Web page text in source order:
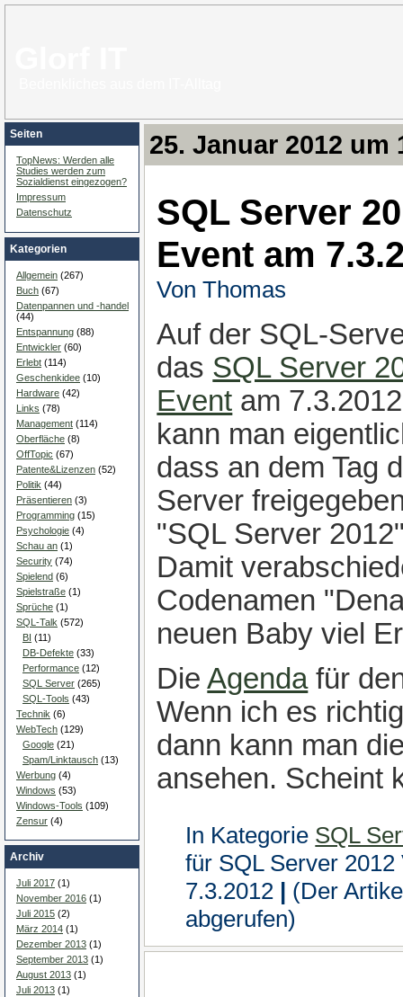
Seiten
TopNews: Werden alle
Studies werden zum
Sozialdienst eingezogen?
Impressum
Datenschutz
Kategorien
Allgemein (267)
Buch (67)
Datenpannen und -handel
(44)
Entspannung (88)
Entwickler (60)
Erlebt (114)
Geschenkidee (10)
Hardware (42)
Links (78)
Management (114)
Oberfläche (8)
OffTopic (67)
Patente&Lizenzen (52)
Politik (44)
Präsentieren (3)
Programming (15)
Psychologie (4)
Schau an (1)
Security (74)
Spielend (6)
Spielstraße (1)
Sprüche (1)
SQL-Talk (572)
BI (11)
DB-Defekte (33)
Performance (12)
SQL Server (265)
SQL-Tools (43)
Technik (6)
WebTech (129)
Google (21)
Spam/Linktausch (13)
Werbung (4)
Windows (53)
Windows-Tools (109)
Zensur (4)
Archiv
Juli 2017 (1)
November 2016 (1)
Juli 2015 (2)
März 2014 (1)
Dezember 2013 (1)
September 2013 (1)
August 2013 (1)
Juli 2013 (1)
25. Januar 2012 um
SQL Server
Event am
Von Thomas
Auf der SQL-
das SQL Server
Event am
kann man
dass an dem Tag
Server
"SQL Server
Damit
Codenamen
neuen Baby viel
DieAgendafür
Wenn ich es
dann kann man
ansehen. Scheint
In Kategorie SQL
für SQL Server
7.3.2012 | (Der
abgerufen)